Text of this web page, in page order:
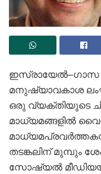
ഇസ്രായേൽ–ഗാസ
മനുഷ്യാവകാശ
ഒരു വ്യക്തിയുടെ
മാധ്യമങ്ങളിൽ
തടങ്കലിന് മുമ്പും
സോഷ്യൽ